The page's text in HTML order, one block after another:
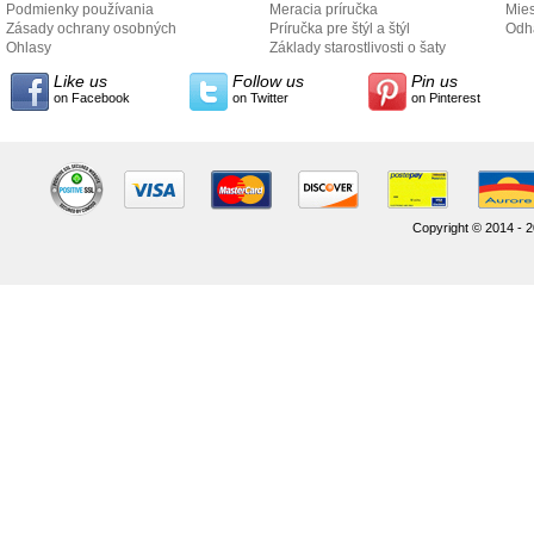
Podmienky používania
Zásady ochrany osobných
údajov
Ohlasy
Meracia príručka
Príručka pre štýl a štýl
Základy starostlivosti o šaty
Like us
on Facebook
Follow us
on Twitter
Pin us
on Pinterest
Copyright © 2014 -